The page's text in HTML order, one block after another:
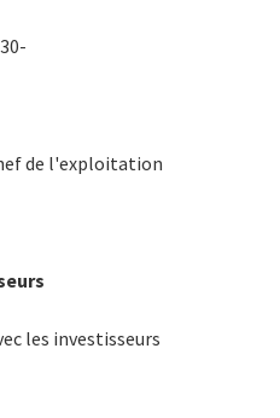
de l'exploitation
les investisseurs